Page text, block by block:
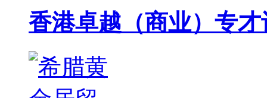
香港卓越（商业）专才